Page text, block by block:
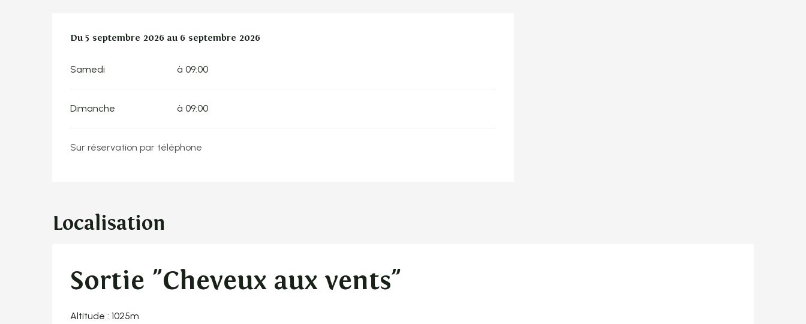
Du 5 septembre 2026 au 6 septembre 2026
Du 5 septembre 2026 au 6 septembre 2026
Samedi à 09:00
Dimanche à 09:00
Sur réservation par téléphone
Localisation
Sortie "Cheveux aux vents"
Altitude : 1025m